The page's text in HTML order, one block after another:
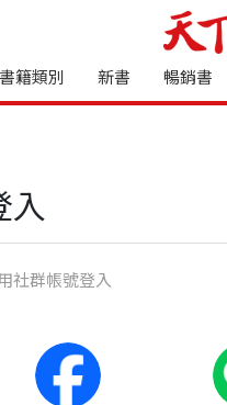
書籍類別 新書 暢銷書
入
社群帳號登入